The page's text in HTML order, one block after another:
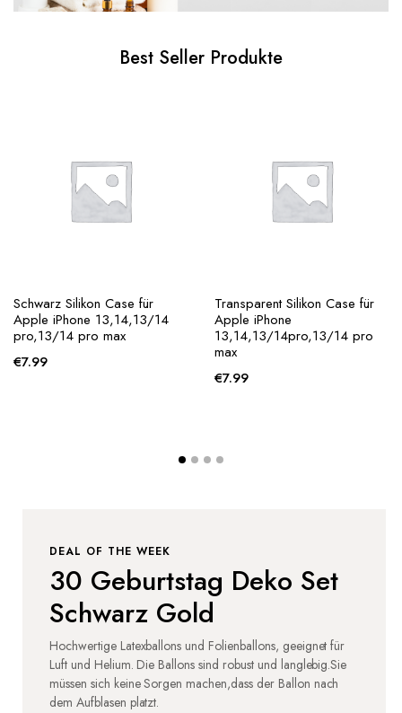
Best Seller Produkte
Schwarz Silikon Case für
Apple iPhone 13,14,13/14
pro,13/14 pro max
€7.99
Transparent Silikon Case für
Apple iPhone
13,14,13/14pro,13/14 pro
max
€7.99
DEAL OF THE WEEK
30 Geburtstag Deko Set
Schwarz Gold
Hochwertige Latexballons und Folienballons, geeignet für
Luft und Helium. Die Ballons sind robust und langlebig.Sie
müssen sich keine Sorgen machen,dass der Ballon nach
dem Aufblasen platzt.